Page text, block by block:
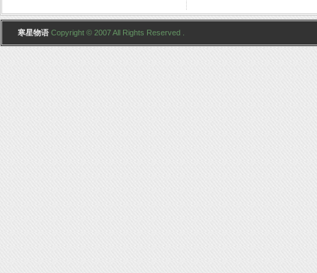
寒星物语 Copyright © 2007 All Rights Reserved .